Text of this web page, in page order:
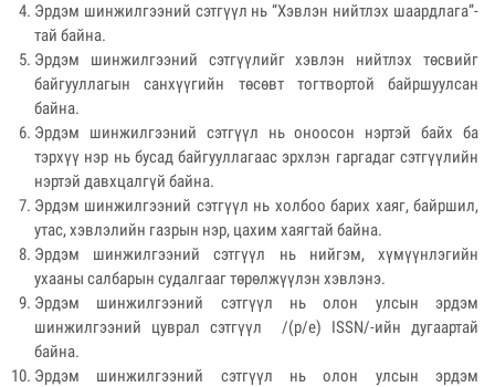
Эрдэм шинжилгээний сэтгүүл нь “Хэвлэн нийтлэх шаардлага”-
тай байна.
Эрдэм шинжилгээний сэтгүүлийг хэвлэн нийтлэх төсвийг
байгууллагын санхүүгийн төсөвт тогтвортой байршуулсан
байна.
Эрдэм шинжилгээний сэтгүүл нь оноосон нэртэй байх ба
тэрхүү нэр нь бусад байгууллагаас эрхлэн гаргадаг сэтгүүлийн
нэртэй давхцалгүй байна.
Эрдэм шинжилгээний сэтгүүл нь холбоо барих хаяг, байршил,
утас, хэвлэлийн газрын нэр, цахим хаягтай байна.
Эрдэм шинжилгээний сэтгүүл нь нийгэм, хүмүүнлэгийн
ухааны салбарын судалгааг төрөлжүүлэн хэвлэнэ.
Эрдэм шинжилгээний сэтгүүл нь олон улсын эрдэм
шинжилгээний цуврал сэтгүүл /(p/e) ISSN/-ийн дугаартай
байна.
Эрдэм шинжилгээний сэтгүүл нь олон улсын эрдэм